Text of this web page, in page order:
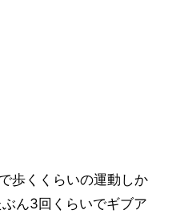
歩くくらいの運動しか
ん3回くらいでギブア